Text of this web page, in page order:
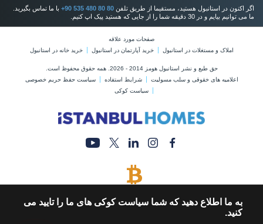
اگر اکنون در استانبول هستید، مستقیما از طریق تلفن +90 535 480 80 80 با ما تماس بگیرید.
ما می توانیم بیایم و در 30 دقیقه شما را از جایی که هستید پیک اپ کنیم.
صفحات مورد علاقه
املاک و مستغلات در استانبول
خرید آپارتمان در استانبول خرید خانه در استانبول
حق طبع و نشر استانبول هومز 2014 - 2026. همه حقوق محفوظ است.
اعلامیه های خقوقی و سلب مسولیت
شرایط استفاده
سیاست حفظ حریم خصوصی
سیاست کوکی
خرید ملک با پرداخت بیت کوین
به ما اطلاع دهید که شما سیاست کوکی های ما را تایید می
کنید.